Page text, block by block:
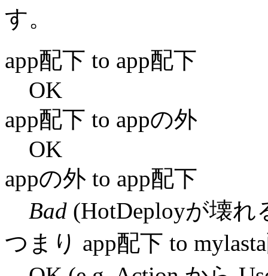
す。
app配下 to app配下
OK
app配下 to appの外
OK
appの外 to app配下
Bad (HotDeployが壊
つまり app配下 to